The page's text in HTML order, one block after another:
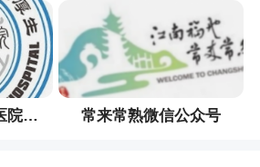
苏州大学附属第一医院微信公众号 常来常熟微信公众号